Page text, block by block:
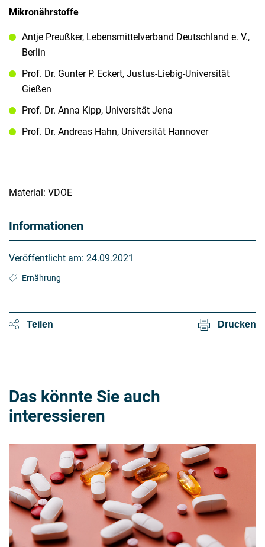
Mikronährstoffe
Antje Preußker, Lebensmittelverband Deutschland e. V.,
Berlin
Prof. Dr. Gunter P. Eckert, Justus-Liebig-Universität
Gießen
Prof. Dr. Anna Kipp, Universität Jena
Prof. Dr. Andreas Hahn, Universität Hannover
Material: VDOE
Informationen
Veröffentlicht am: 24.09.2021
Ernährung
Teilen Drucken
Das könnte Sie auch
interessieren